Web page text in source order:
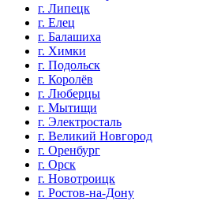
г. Липецк
г. Елец
г. Балашиха
г. Химки
г. Подольск
г. Королёв
г. Люберцы
г. Мытищи
г. Электросталь
г. Великий Новгород
г. Оренбург
г. Орск
г. Новотроицк
г. Ростов-на-Дону